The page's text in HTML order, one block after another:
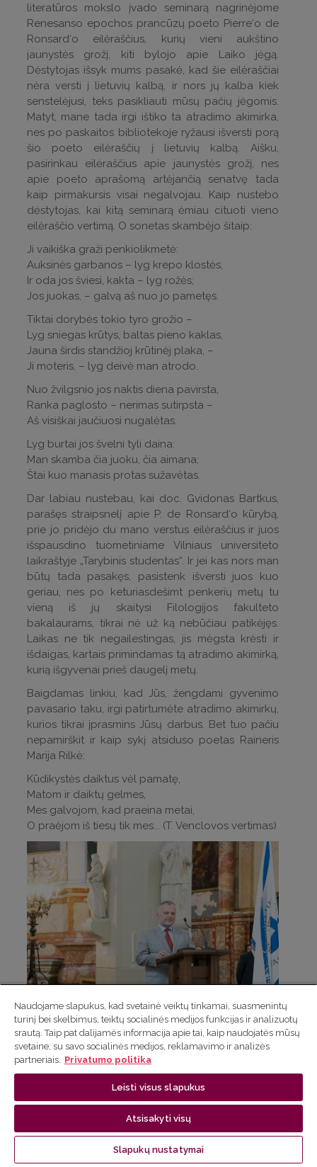
literatūros mokslo įvado seminarą nagrinėjome
Renesanso epochos prancūzų poeto Pierre‘o de
Ronsard‘o eilėraščius, kurių vieni aukštino
jaunystės grožį, kiti bylojo apie Laiko jėgą.
Dėstytojas išsyk mums pasakė, kad šie eilėraščiai
nėra versti į lietuvių kalbą, ir nors jų kalba kiek
senstelėjusi, teks pasikliauti mūsų pačių jėgomis.
Matyt, mane tada irgi ištiko ta atradimo akimirka,
nes po paskaitos bibliotekoje ryžausi išversti porą
šio poeto eilėraščių į lietuvių kalbą. Aišku,
pasirinkau eilėraščius apie jaunystės grožį, nes
apie poeto aprašomą artėjančią senatvę tada
kaip pirmakursis visai negalvojau. Kaip nustebo
dėstytojas, kai kitą seminarą ėmiau cituoti vieno
eilėraščio vertimą. O sonetas skambėjo šitaip:
Ji vaikiška graži penkiolikmetė:
Auksinės garbanos – lyg krepo klostės,
Ir oda jos šviesi, kakta – lyg rožės;
Jos juokas, – galvą aš nuo jo pametęs.
Tiktai dorybės tokio tyro grožio –
Lyg sniegas krūtys, baltas pieno kaklas,
Jauna širdis standžioj krūtinėj plaka, –
Ji moteris, – lyg deivė man atrodo.
Nuo žvilgsnio jos naktis diena pavirsta,
Ranka paglosto – nerimas sutirpsta –
Aš visiškai jaučiuosi nugalėtas.
Lyg burtai jos švelni tyli daina:
Man skamba čia juoku, čia aimana;
Štai kuo manasis protas sužavėtas.
Dar labiau nustebau, kai doc. Gvidonas Bartkus,
parašęs straipsnelį apie P. de Ronsard‘o kūrybą,
prie jo pridėjo du mano verstus eilėraščius ir juos
išspausdino tuometiniame Vilniaus universiteto
laikraštyje „Tarybinis studentas“. Ir jei kas nors man
būtų tada pasakęs, pasistenk išversti juos kuo
geriau, nes po keturiasdešimt penkerių metų tu
vieną iš jų skaitysi Filologijos fakulteto
bakalaurams, tikrai nė už ką nebūčiau patikėjęs.
Laikas ne tik negailestingas, jis mėgsta krėsti ir
išdaigas, kartais primindamas tą atradimo akimirką,
kurią išgyvenai prieš daugelį metų.
Baigdamas linkiu, kad Jūs, žengdami gyvenimo
pavasario taku, irgi patirtumėte atradimo akimirkų,
kurios tikrai įprasmins Jūsų darbus. Bet tuo pačiu
nepamirškit ir kaip sykį atsiduso poetas Raineris
Marija Rilkė:
Kūdikystės daiktus vėl pamatę,
Matom ir daiktų gelmes,
Mes galvojom, kad praeina metai,
O praėjom iš tiesų tik mes... (T. Venclovos vertimas)
Puslapis 209 iš 258
Naudojame slapukus, kad svetainė veiktų tinkamai, suasmenintų
turinį bei skelbimus, teiktų socialinės medijos funkcijas ir analizuotų
srautą. Taip pat dalijamės informacija apie tai, kaip naudojatės mūsų
svetaine, su savo socialinės medijos, reklamavimo ir analizės
partneriais. Privatumo politika
Leisti visus slapukus
Atsisakyti visų
Slapukų nustatymai